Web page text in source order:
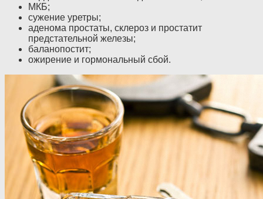
МКБ;
сужение уретры;
аденома простаты, склероз и простатит
предстательной железы;
баланопостит;
ожирение и гормональный сбой.